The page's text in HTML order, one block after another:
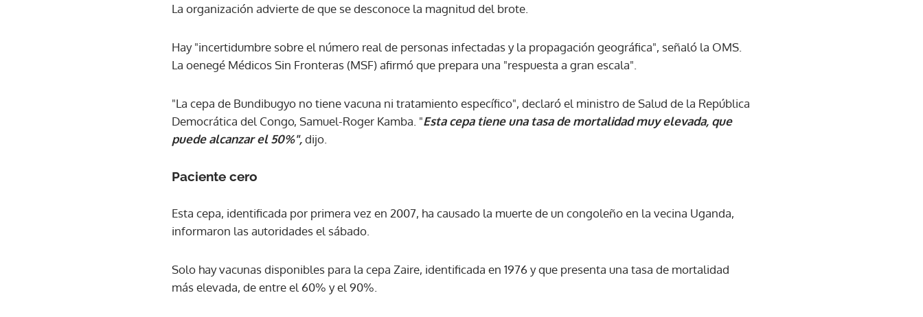
La organización advierte de que se desconoce la magnitud del brote.
Hay "incertidumbre sobre el número real de personas infectadas y la propagación geográfica", señaló la OMS.
La oenegé Médicos Sin Fronteras (MSF) afirmó que prepara una "respuesta a gran escala".
"La cepa de Bundibugyo no tiene vacuna ni tratamiento específico", declaró el ministro de Salud de la República
Democrática del Congo, Samuel-Roger Kamba. "Esta cepa tiene una tasa de mortalidad muy elevada, que
puede alcanzar el 50%",dijo.
Paciente cero
Esta cepa, identificada por primera vez en 2007, ha causado la muerte de un congoleño en la vecina Uganda,
informaron las autoridades el sábado.
Solo hay vacunas disponibles para la cepa Zaire, identificada en 1976 y que presenta una tasa de mortalidad
más elevada, de entre el 60% y el 90%.